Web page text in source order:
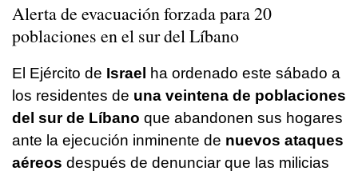
Alerta de evacuación forzada para 20
poblaciones en el sur del Líbano
El Ejército de Israel ha ordenado este sábado a
los residentes de una veintena de poblaciones
del sur de Líbano que abandonen sus hogares
ante la ejecución inminente de nuevos ataques
aéreos después de denunciar que las milicias